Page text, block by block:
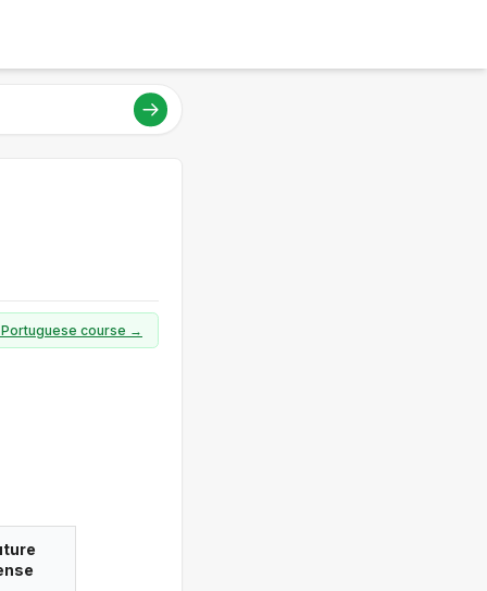
Portuguese course →